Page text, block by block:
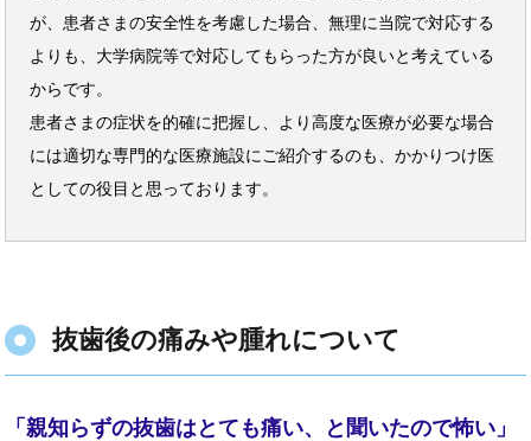
が、患者さまの安全性を考慮した場合、無理に当院で対応する
よりも、大学病院等で対応してもらった方が良いと考えている
からです。
患者さまの症状を的確に把握し、より高度な医療が必要な場合
には適切な専門的な医療施設にご紹介するのも、かかりつけ医
としての役目と思っております。
抜歯後の痛みや腫れについて
「親知らずの抜歯はとても痛い、と聞いたので怖い」